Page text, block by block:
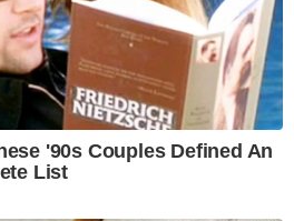
'90s Couples Defined An
List